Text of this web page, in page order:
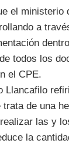
el
a
todos los
el CPE.
Llancafilo
trata de una
las y
la